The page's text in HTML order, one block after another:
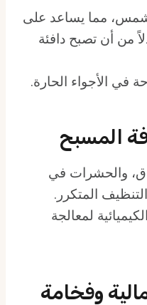
مما يساعد على
من أن تصبح دافئة
في الأجواء الحارة.
والحشرات في
المتكرر.
لمعالجة